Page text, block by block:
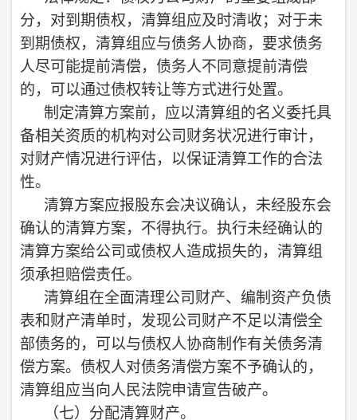
分，对到期债权，清算组应及时清收；对于未
到期债权，清算组应与债务人协商，要求债务
人尽可能提前清偿，债务人不同意提前清偿
的，可以通过债权转让等方式进行处置。
制定清算方案前，应以清算组的名义委托具
备相关资质的机构对公司财务状况进行审计，
对财产情况进行评估，以保证清算工作的合法
性。
清算方案应报股东会决议确认，未经股东会
确认的清算方案，不得执行。执行未经确认的
清算方案给公司或债权人造成损失的，清算组
须承担赔偿责任。
清算组在全面清理公司财产、编制资产负债
表和财产清单时，发现公司财产不足以清偿全
部债务的，可以与债权人协商制作有关债务清
偿方案。债权人对债务清偿方案不予确认的，
清算组应当向人民法院申请宣告破产。
（七） 分配清算财产。